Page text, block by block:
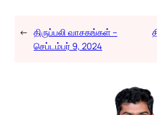
← திருப்பலி வாசகங்கள் –
செப்டம்பர் 9, 2024